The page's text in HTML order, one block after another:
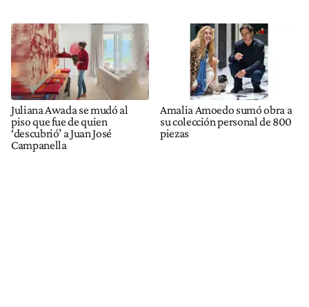
Juliana Awada se mudó al
piso que fue de quien
‘descubrió’ a Juan José
Campanella
Amalia Amoedo sumó obra a
su colección personal de 800
piezas